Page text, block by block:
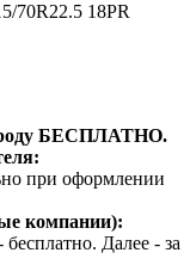
70R22.5 18PR
БЕСПЛАТНО.
при оформлении
компании):
Далее - за